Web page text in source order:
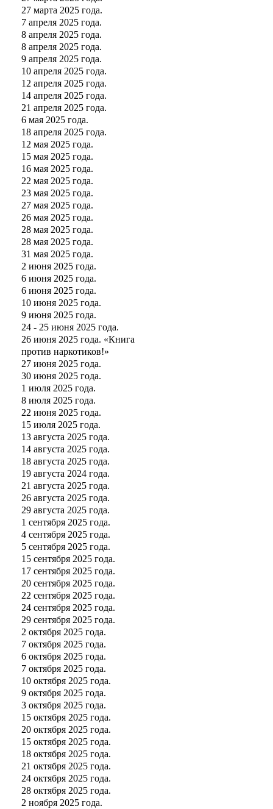
27 марта 2025 года.
7 апреля 2025 года.
8 апреля 2025 года.
8 апреля 2025 года.
9 апреля 2025 года.
10 апреля 2025 года.
12 апреля 2025 года.
14 апреля 2025 года.
21 апреля 2025 года.
6 мая 2025 года.
18 апреля 2025 года.
12 мая 2025 года.
15 мая 2025 года.
16 мая 2025 года.
22 мая 2025 года.
23 мая 2025 года.
27 мая 2025 года.
26 мая 2025 года.
28 мая 2025 года.
28 мая 2025 года.
31 мая 2025 года.
2 июня 2025 года.
6 июня 2025 года.
6 июня 2025 года.
10 июня 2025 года.
9 июня 2025 года.
24 - 25 июня 2025 года.
26 июня 2025 года. «Книга
против наркотиков!»
27 июня 2025 года.
30 июня 2025 года.
1 июля 2025 года.
8 июля 2025 года.
22 июня 2025 года.
15 июля 2025 года.
13 августа 2025 года.
14 августа 2025 года.
18 августа 2025 года.
19 августа 2024 года.
21 августа 2025 года.
26 августа 2025 года.
29 августа 2025 года.
1 сентября 2025 года.
4 сентября 2025 года.
5 сентября 2025 года.
15 сентября 2025 года.
17 сентября 2025 года.
20 сентября 2025 года.
22 сентября 2025 года.
24 сентября 2025 года.
29 сентября 2025 года.
2 октября 2025 года.
7 октября 2025 года.
6 октября 2025 года.
7 октября 2025 года.
10 октября 2025 года.
9 октября 2025 года.
3 октября 2025 года.
15 октября 2025 года.
20 октября 2025 года.
15 октября 2025 года.
18 октября 2025 года.
21 октября 2025 года.
24 октября 2025 года.
28 октября 2025 года.
2 ноября 2025 года.